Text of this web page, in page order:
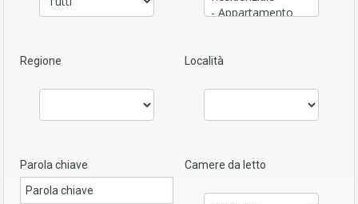
Regione Località
Parola chiave Camere da letto